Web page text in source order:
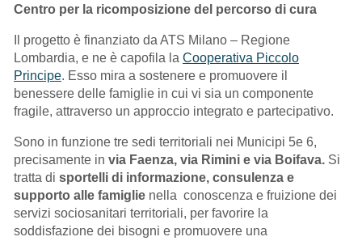
Centro per la ricomposizione del percorso di cura
Il progetto è finanziato da ATS Milano – Regione
Lombardia, e ne è capofila la Cooperativa Piccolo
Principe. Esso mira a sostenere e promuovere il
benessere delle famiglie in cui vi sia un componente
fragile, attraverso un approccio integrato e partecipativo.
Sono in funzione tre sedi territoriali nei Municipi 5e 6,
precisamente in via Faenza, via Rimini e via Boifava. Si
tratta di sportelli di informazione, consulenza e
supporto alle famiglie nella conoscenza e fruizione dei
servizi sociosanitari territoriali, per favorire la
soddisfazione dei bisogni e promuovere una